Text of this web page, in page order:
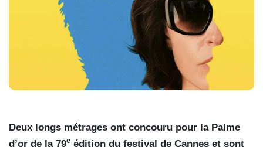
Deux longs métrages ont concouru pour la Palme
d’or de la 79e édition du festival de Cannes et sont